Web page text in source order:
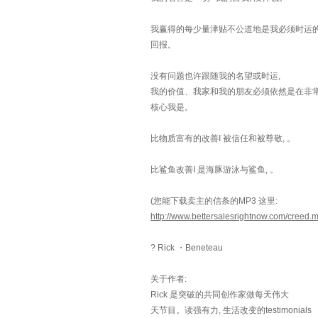
我赢得的每少量津贴不公道地是我必须时运
回报。
没有问题也许跟随我的名望或时运,
我的价值、我家和我的朋友必须依然是在非
核心我是。
比物质富有的改善I 被信任和被尊敬, 。
比鲨鱼改善I 是海豚游泳与鲨鱼, 。
(您能下载卖主的信条的MP3 这里:
http://www.bettersalesrightnow.com/
? Rick ・Beneteau
关于作者:
Rick 是突破的共同创作家做每天伟大
天节目。读强有力, 生活改变的testimonials